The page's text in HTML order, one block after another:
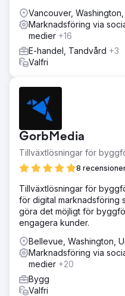
Resultat
De rankas över alla andra
trivs. Vi fyrdubblade
med oss sju år senare.
Vancouver,
Marknadsföring via
medier +16
E-handel, Tandvård +3
Valfri
GorbMedia
Tillväxtlösningar för
8
Tillväxtlösningar för
för digital marknadsföring
göra det möjligt för
engagera kunder.
Bellevue, Washington,
Marknadsföring via
medier +20
Bygg
Valfri